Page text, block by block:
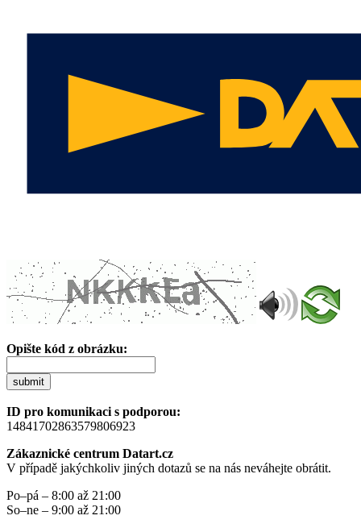
Opište kód z obrázku:
submit
ID pro komunikaci s podporou:
14841702863579806923
Zákaznické centrum Datart.cz
V případě jakýchkoliv jiných dotazů se na nás neváhejte obrátit.
Po–pá – 8:00 až 21:00
So–ne – 9:00 až 21:00